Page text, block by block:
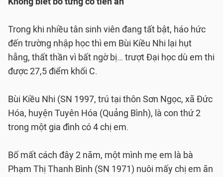
Trong khi nhiều tân sinh viên đang tất bật, háo hức
đến trường nhập học thì em Bùi Kiều Nhi lại hụt
hẫng, thất thần vì bất ngờ bị… trượt Đại học dù em thi
được 27,5 điểm khối C.
Bùi Kiều Nhi (SN 1997, trú tại thôn Sơn Ngọc, xã Đức
Hóa, huyện Tuyên Hóa (Quảng Bình), là con thứ 2
trong một gia đình có 4 chị em.
Bố mất cách đây 2 năm, một mình mẹ em là bà
Phạm Thị Thanh Bình (SN 1971) nuôi mấy chị em ăn